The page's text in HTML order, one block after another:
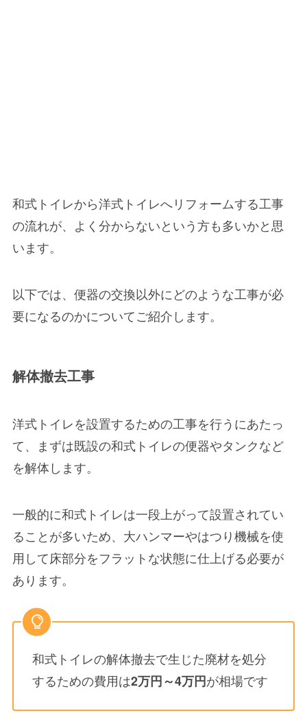
和式トイレから洋式トイレへリフォームする工事
の流れが、よく分からないという方も多いかと思
います。
以下では、便器の交換以外にどのような工事が必
要になるのかについてご紹介します。
解体撤去工事
洋式トイレを設置するための工事を行うにあたっ
て、まずは既設の和式トイレの便器やタンクなど
を解体します。
一般的に和式トイレは一段上がって設置されてい
ることが多いため、大ハンマーやはつり機械を使
用して床部分をフラットな状態に仕上げる必要が
あります。
和式トイレの解体撤去で生じた廃材を処分
するための費用は2万円～4万円が相場です